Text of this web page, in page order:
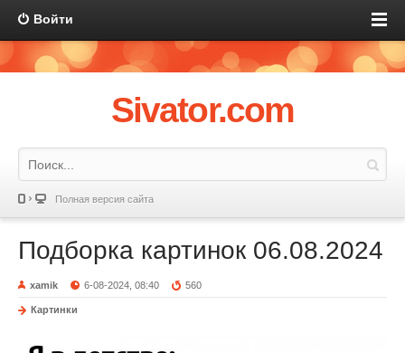
Войти
Sivator.com
Полная версия сайта
Подборка картинок 06.08.2024
xamik 6-08-2024, 08:40 560
Картинки